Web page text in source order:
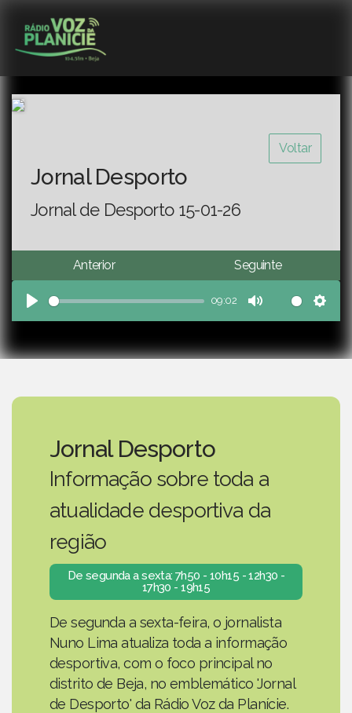
Voltar
Jornal Desporto
Jornal de Desporto 15-01-26
Anterior Seguinte
Play
09:02
Mute
Jornal Desporto
Informação sobre toda a
atualidade desportiva da
região
De segunda a sexta: 7h50 - 10h15 - 12h30 -
17h30 - 19h15
De segunda a sexta-feira, o jornalista
Nuno Lima atualiza toda a informação
desportiva, com o foco principal no
distrito de Beja, no emblemático 'Jornal
de Desporto' da Rádio Voz da Planície.